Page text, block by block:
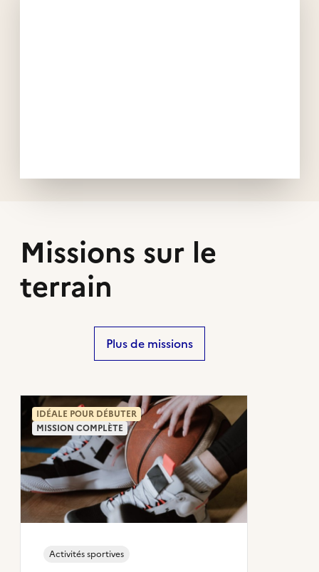
Missions sur le
terrain
Plus de missions
Activités sportives
IDÉALE POUR DÉBUTER
MISSION COMPLÈTE